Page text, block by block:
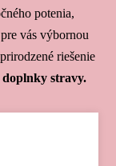
potenia,
vás výbornou
riešenie
doplnky stravy.